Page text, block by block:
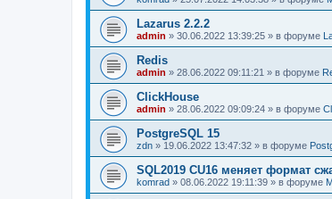
Lazarus 2.2.2
admin » 30.06.2022 13:39:25 » в форуме
Redis
admin » 28.06.2022 09:11:21 » в форуме
ClickHouse
admin » 28.06.2022 09:09:24 » в форуме
PostgreSQL 15
zdn » 19.06.2022 13:47:32 » в форуме
SQL2019 CU16 меняет формат
komrad » 08.06.2022 19:11:39 » в форуме